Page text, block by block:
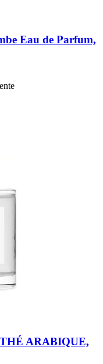
Eau de Parfum,
ARABIQUE,